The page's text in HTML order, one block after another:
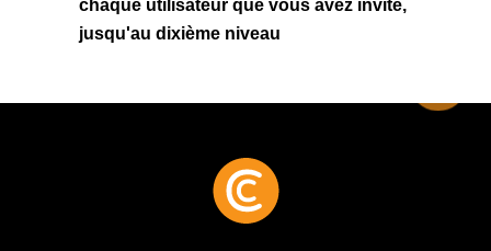
chaque utilisateur que vous avez invité,
jusqu'au dixième niveau